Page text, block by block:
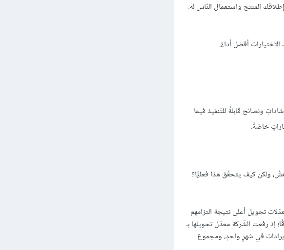
المنتج واستعمال النّاس له.
أفضل أداءً.
ونصائح قابلةً للتّنفيذ فيما
خاصّةً.
إلى 100 دولار من الإيرادات. وهو عائد مدهشٌ، ولكن كيف يتحقّق هذا فعليًّا؟
تحويل أعلى نتيجة التزامهم
إذ رفعت الشّركة معدّل تحويلها بـ
اختياريًّا. وقد حقّق هذا زيادةً بـ 15 مليون دولار من الإيرادات في شهرٍ واحدٍ، ومجموع